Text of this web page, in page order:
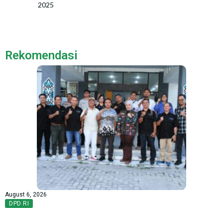
2025
Rekomendasi
August 6, 2026
DPD RI